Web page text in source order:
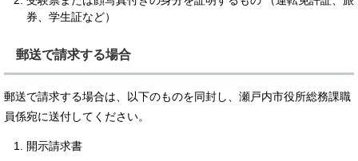
券、学生証など）
郵送で請求する場合
郵送で請求する場合は、以下のものを同封し、瀬戸内市役所総務課職
員係宛に送付してください。
開示請求書